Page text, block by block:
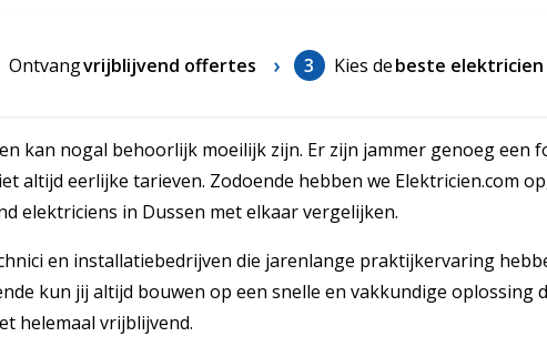
Ontvangvrijblijvend offertes 3 Kies debeste elektricien
kan nogal behoorlijk moeilijk zijn. Er zijn jammer genoeg een
altijd eerlijke tarieven. Zodoende hebben we Elektricien.com
elektriciens in Dussen met elkaar vergelijken.
en installatiebedrijven die jarenlange praktijkervaring
kun jij altijd bouwen op een snelle en vakkundige oplossing
helemaal vrijblijvend.